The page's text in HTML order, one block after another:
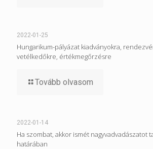
2022-01-25
Hungarikum-pályázat kiadványokra,
vetélkedőkre, értékmegőrzésre
Tovább olvasom
2022-01-14
Ha szombat, akkor ismét nagyvadvadászatot
határában